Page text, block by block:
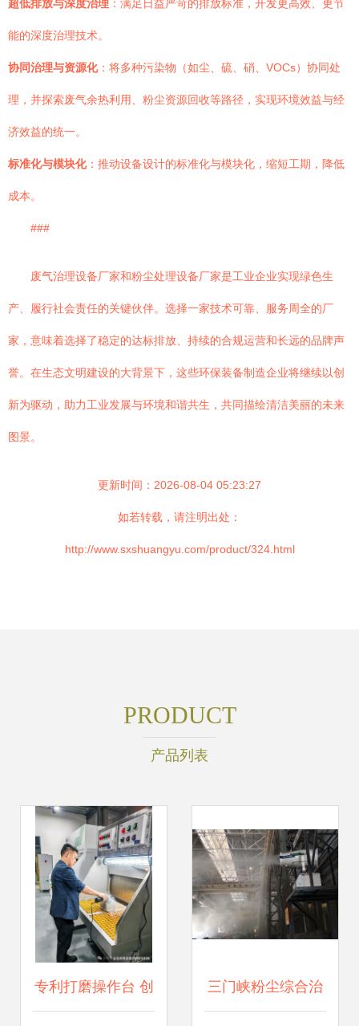
超低排放与深度治理 ：满足日益严苛的排放标准，开发更高效、更节
能的深度治理技术。
协同治理与资源化：将多种污染物（如尘、硫、硝、VOCs）协同处
理，并探索废气余热利用、粉尘资源回收等路径，实现环境效益与经
济效益的统一。
标准化与模块化：推动设备设计的标准化与模块化，缩短工期，降低
成本。
###
废气治理设备厂家和粉尘处理设备厂家是工业企业实现绿色生
产、履行社会责任的关键伙伴。选择一家技术可靠、服务周全的厂
家，意味着选择了稳定的达标排放、持续的合规运营和长远的品牌声
誉。在生态文明建设的大背景下，这些环保装备制造企业将继续以创
新为驱动，助力工业发展与环境和谐共生，共同描绘清洁美丽的未来
图景。
更新时间：2026-08-04 05:23:27
如若转载，请注明出处：
http://www.sxshuangyu.com/product/324.html
PRODUCT
产品列表
专利打磨操作台 创 三门峡粉尘综合治